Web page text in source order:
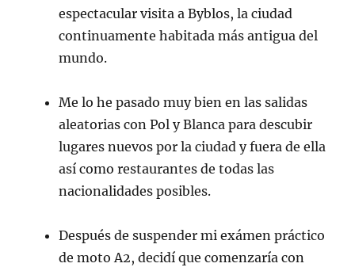
espectacular visita a Byblos, la ciudad
continuamente habitada más antigua del
mundo.
Me lo he pasado muy bien en las salidas
aleatorias con Pol y Blanca para descubir
lugares nuevos por la ciudad y fuera de ella
así como restaurantes de todas las
nacionalidades posibles.
Después de suspender mi exámen práctico
de moto A2, decidí que comenzaría con